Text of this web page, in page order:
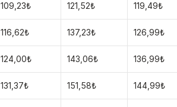
109,23₺ 121,52₺ 119,49₺
116,62₺ 137,23₺ 126,99₺
124,00₺ 143,06₺ 136,99₺
131,37₺ 151,58₺ 144,99₺